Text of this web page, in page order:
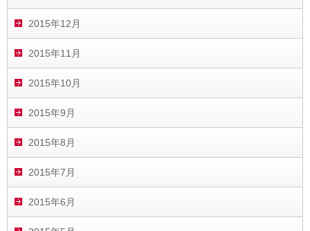
2015年12月
2015年11月
2015年10月
2015年9月
2015年8月
2015年7月
2015年6月